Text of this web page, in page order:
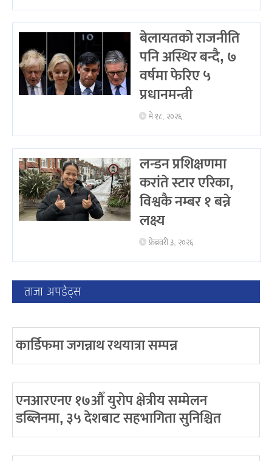
बेलायतको राजनीति
पनि अस्थिर बन्दै, ७
वर्षमा फेरिए ५
प्रधानमन्त्री
मे १८, २०२६
लन्डन प्रशिक्षणमा
करांते स्टार एरिका,
विश्वकै नम्बर १ बन्ने
लक्ष्य
फ्रेब्रवरी ३, २०२६
ताजा अपडेट्स
कार्डिफमा जगन्नाथ रथयात्रा सम्पन्न
एनआरएनए १७औँ युरोप क्षेत्रीय सम्मेलन
डब्लिनमा, ३५ देशबाट सहभागिता सुनिश्चित